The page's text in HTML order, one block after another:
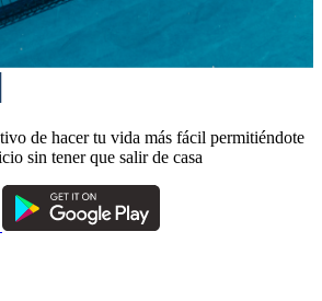
de hacer tu vida más fácil permitiéndote
sin tener que salir de casa